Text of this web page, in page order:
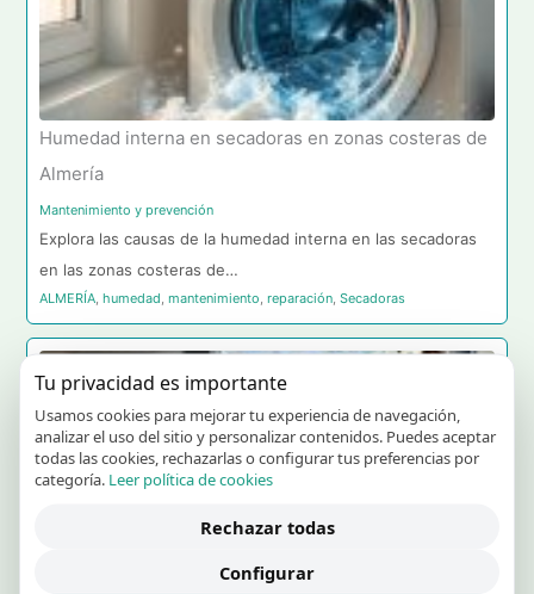
Humedad interna en secadoras en zonas costeras de
Almería
Mantenimiento y prevención
Explora las causas de la humedad interna en las secadoras
en las zonas costeras de…
ALMERÍA,humedad,mantenimiento,reparación,Secadoras
Frigorífico en Almería: Razones de un Enfriamiento
Tu privacidad es importante
Usamos cookies para mejorar tu experiencia de navegación,
analizar el uso del sitio y personalizar contenidos. Puedes aceptar
todas las cookies, rechazarlas o configurar tus preferencias por
categoría. Leer política de cookies
Rechazar todas
Configurar